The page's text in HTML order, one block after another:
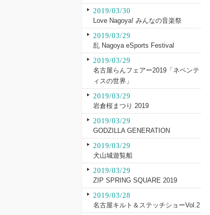
2019/03/30
Love Nagoya! みんなの音楽祭
2019/03/29
乱 Nagoya eSports Festival
2019/03/29
名古屋らんフェアー2019「ネペンテ
ィスの世界」
2019/03/29
岩倉桜まつり 2019
2019/03/29
GODZILLA GENERATION
2019/03/29
犬山城遊覧船
2019/03/29
ZIP SPRING SQUARE 2019
2019/03/28
名古屋キルト＆ステッチショーVol.2